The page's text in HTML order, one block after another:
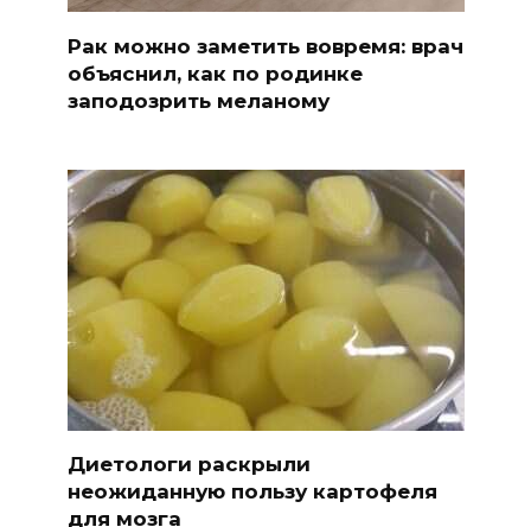
Рак можно заметить вовремя: врач
объяснил, как по родинке
заподозрить меланому
Диетологи раскрыли
неожиданную пользу картофеля
для мозга